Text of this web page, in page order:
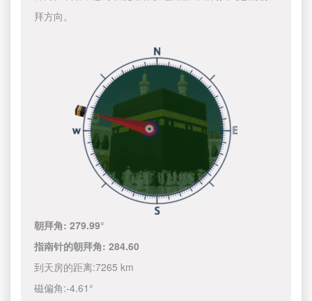
拜方向。
朝拜角:279.99°
指南针的朝拜角:284.60
到天房的距离:7265 km
磁偏角:-4.61°